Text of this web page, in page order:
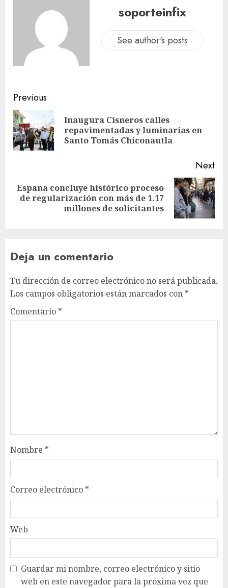
soporteinfix
See author's posts
Previous
Inaugura Cisneros calles
repavimentadas y luminarias en
Santo Tomás Chiconautla
Next
España concluye histórico proceso
de regularización con más de 1.17
millones de solicitantes
Deja un comentario
Tu dirección de correo electrónico no será publicada.
Los campos obligatorios están marcados con *
Comentario *
Nombre *
Correo electrónico *
Web
Guardar mi nombre, correo electrónico y sitio
web en este navegador para la próxima vez que